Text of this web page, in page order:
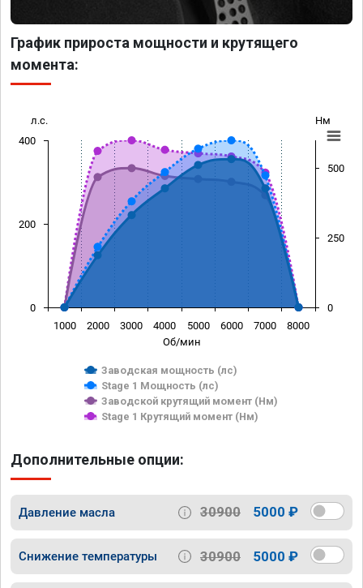
График прироста мощности и крутящего
момента:
Об/мин
л.с. Нм
Заводская мощность (лс)
Stage 1 Мощность (лс)
Заводской крутящий момент (Нм)
Stage 1 Крутящий момент (Нм)
1000 2000 3000 4000 5000 6000 7000 8000
0
200
400
0
250
500
Дополнительные опции:
Давление масла 30900 5000 ₽
Снижение температуры 30900 5000 ₽